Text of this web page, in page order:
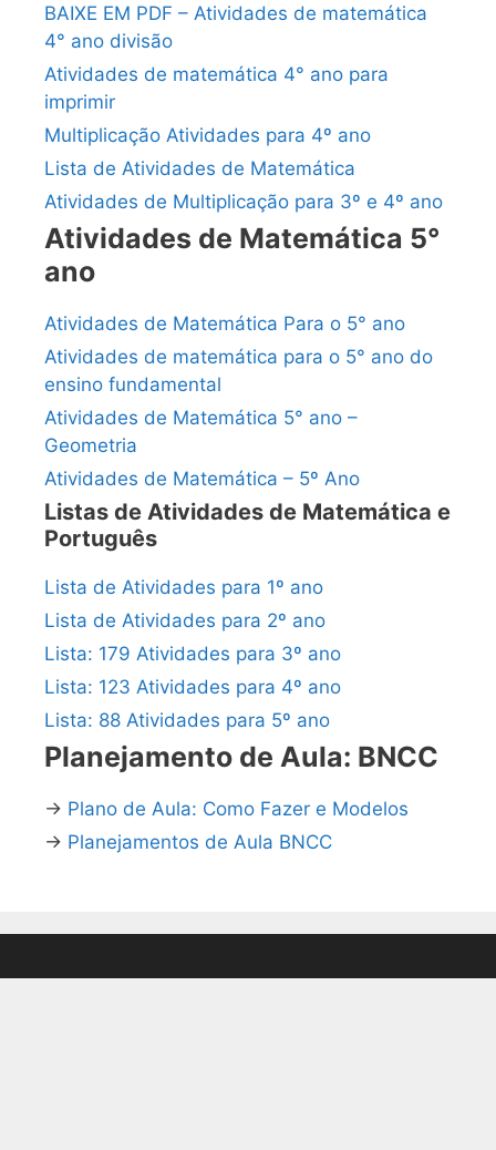
BAIXE EM PDF – Atividades de matemática
4° ano divisão
Atividades de matemática 4° ano para
imprimir
Multiplicação Atividades para 4º ano
Lista de Atividades de Matemática
Atividades de Multiplicação para 3º e 4º ano
Atividades de Matemática 5°
ano
Atividades de Matemática Para o 5° ano
Atividades de matemática para o 5° ano do
ensino fundamental
Atividades de Matemática 5° ano –
Geometria
Atividades de Matemática – 5º Ano
Listas de Atividades de Matemática e
Português
Lista de Atividades para 1º ano
Lista de Atividades para 2º ano
Lista: 179 Atividades para 3º ano
Lista: 123 Atividades para 4º ano
Lista: 88 Atividades para 5º ano
Planejamento de Aula: BNCC
→ Plano de Aula: Como Fazer e Modelos
→ Planejamentos de Aula BNCC